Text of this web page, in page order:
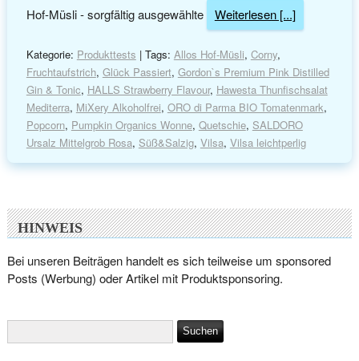
Hof-Müsli - sorgfältig ausgewählte
Weiterlesen [...]
Kategorie: Produkttests | Tags: Allos Hof-Müsli, Corny,
Fruchtaufstrich, Glück Passiert, Gordon`s Premium Pink Distilled
Gin & Tonic, HALLS Strawberry Flavour, Hawesta Thunfischsalat
Mediterra, MiXery Alkoholfrei, ORO di Parma BIO Tomatenmark,
Popcorn, Pumpkin Organics Wonne, Quetschie, SALDORO
Ursalz Mittelgrob Rosa, Süß&Salzig, Vilsa, Vilsa leichtperlig
HINWEIS
Bei unseren Beiträgen handelt es sich teilweise um sponsored
Posts (Werbung) oder Artikel mit Produktsponsoring.